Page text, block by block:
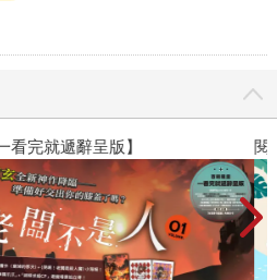
看完就遞辭呈版】 閱